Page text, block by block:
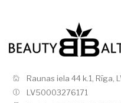
Raunas iela 44 k.1, Rīga,
LV50003276171